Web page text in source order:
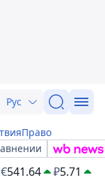
Рус
Право
€541.64 ₽5.71